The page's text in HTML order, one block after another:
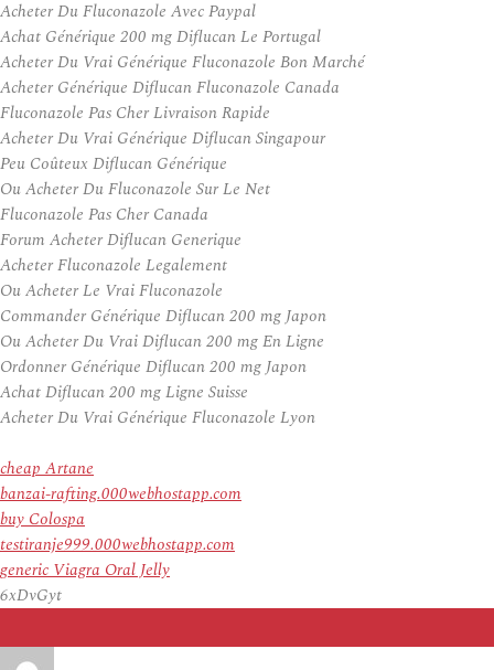
Acheter Du Fluconazole Avec Paypal
Achat Générique 200 mg Diflucan Le Portugal
Acheter Du Vrai Générique Fluconazole Bon Marché
Acheter Générique Diflucan Fluconazole Canada
Fluconazole Pas Cher Livraison Rapide
Acheter Du Vrai Générique Diflucan Singapour
Peu Coûteux Diflucan Générique
Ou Acheter Du Fluconazole Sur Le Net
Fluconazole Pas Cher Canada
Forum Acheter Diflucan Generique
Acheter Fluconazole Legalement
Ou Acheter Le Vrai Fluconazole
Commander Générique Diflucan 200 mg Japon
Ou Acheter Du Vrai Diflucan 200 mg En Ligne
Ordonner Générique Diflucan 200 mg Japon
Achat Diflucan 200 mg Ligne Suisse
Acheter Du Vrai Générique Fluconazole Lyon
cheap Artane
banzai-rafting.000webhostapp.com
buy Colospa
testiranje999.000webhostapp.com
generic Viagra Oral Jelly
6xDvGyt